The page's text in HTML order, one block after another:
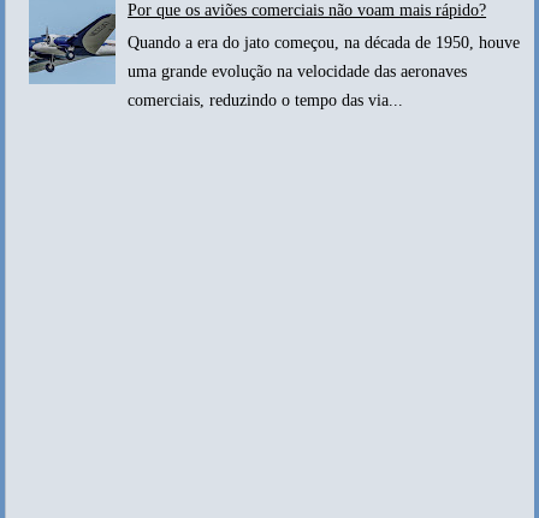
Por que os aviões comerciais não voam mais rápido?
Quando a era do jato começou, na década de 1950, houve
uma grande evolução na velocidade das aeronaves
comerciais, reduzindo o tempo das via...